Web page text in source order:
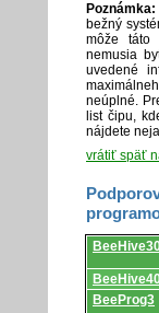
Poznámka:
bežný
môže táto
nemusia
uvedené
neúplné.
list čipu,
nájdete
vrátiť späť
a
adaptérmi/
BeeProg3